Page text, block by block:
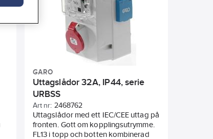
GARO
Uttagslådor 32A, IP44, serie
URBSS
Art nr: 2468762
Uttagslådor med ett IEC/CEE uttag på
fronten. Gott om kopplingsutrymme.
FL13 i topp och botten kombinerad